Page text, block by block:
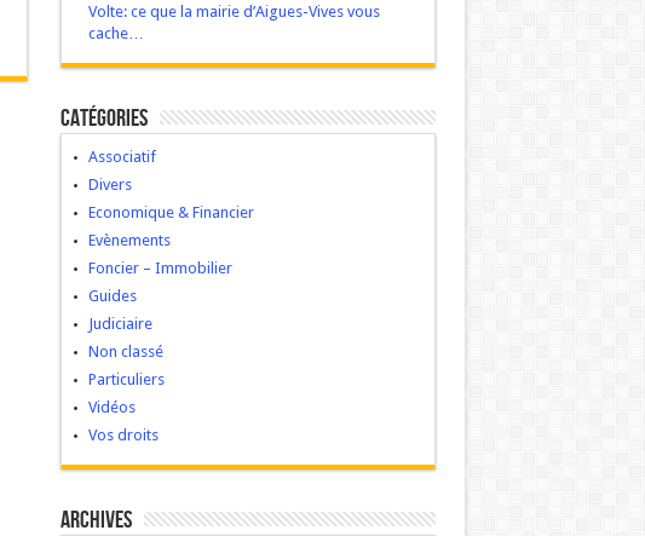
Volte: ce que la mairie d’Aigues-Vives vous
cache…
Catégories
Associatif
Divers
Economique & Financier
Evènements
Foncier – Immobilier
Guides
Judiciaire
Non classé
Particuliers
Vidéos
Vos droits
Archives